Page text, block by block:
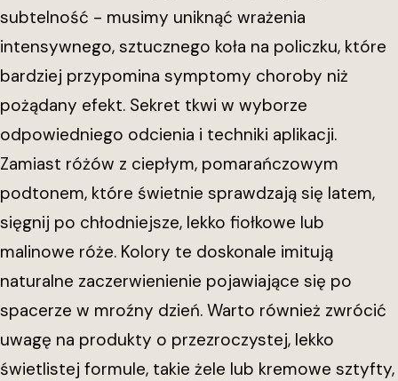
subtelność - musimy uniknąć wrażenia
intensywnego, sztucznego koła na policzku, które
bardziej przypomina symptomy choroby niż
pożądany efekt. Sekret tkwi w wyborze
odpowiedniego odcienia i techniki aplikacji.
Zamiast różów z ciepłym, pomarańczowym
podtonem, które świetnie sprawdzają się latem,
sięgnij po chłodniejsze, lekko fiołkowe lub
malinowe róże. Kolory te doskonale imitują
naturalne zaczerwienienie pojawiające się po
spacerze w mroźny dzień. Warto również zwrócić
uwagę na produkty o przezroczystej, lekko
świetlistej formule, takie żele lub kremowe sztyfty,